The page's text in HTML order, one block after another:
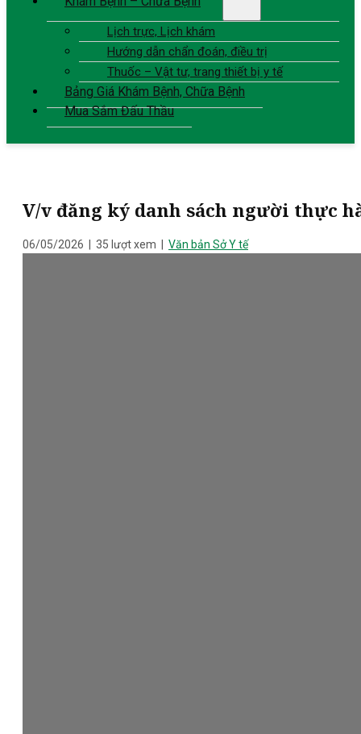
Lịch trực, Lịch khám
Hướng dẫn chẩn đoán, điều trị
Thuốc – Vật tư, trang thiết bị y tế
Bảng Giá Khám Bệnh, Chữa Bệnh
Mua Sắm Đấu Thầu
V/v đăng ký danh sách người thực
06/05/2026 | 35 lượt xem | Văn bản Sở Y tế